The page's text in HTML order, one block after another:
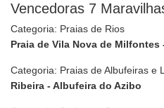
Vencedoras 7
Categoria: Praias de Rios
Praia de Vila Nova de Milfontes
Categoria: Praias de Albufeiras e
Ribeira - Albufeira do Azibo